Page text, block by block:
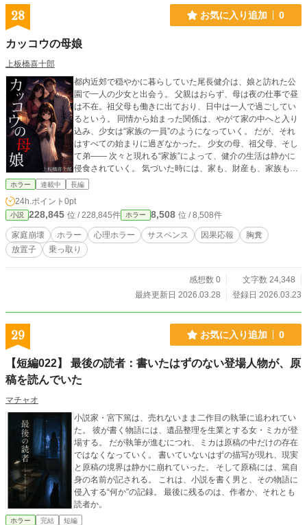
28 お気に入り追加 0
カッコウの母娘
上板橋喜十郎
都内近郊で穏やかに暮らしていた尾長健介は、娘と訪れた公
園で一人の少女と出会う。 父親はおらず、母は夜の仕事で昼
は不在。祖父母も働きに出ており、日中は一人で過ごしてい
るという。 同情から始まった関係は、やがて家の中へと入り
込み、少女は“家族の一員”のようになっていく。 だが、それ
はすべての始まりに過ぎなかった。 少女の母、祖父母、そし
て弟―― 次々と現れる“家族”によって、健介の生活は静かに
侵食されていく。 気づいた時には、家も、財産も、家族も、
すべて奪われていた。 ――壊した巣に、別の鳥が入り込む。
を招いた男の物語。
ホラー 連載中 長編
24h.ポイント 0pt
小説 228,845 位 / 228,845件 ホラー 8,508 位 / 8,508件
家庭崩壊 ホラー 心理ホラー サスペンス 因果応報
胸糞
放置子
乗っ取り
感想数 0
文字数 24,348
最終更新日 2026.03.28
登録日 2026.03.23
29 お気に入り追加 0
【短編022】 最後の読者：書いたはずのない登場人物が、原
稿を読んでいた
マチャオ
小説家・宮下篤は、売れないまま二作目の執筆に追われてい
た。 彼が書く物語には、遺品整理を生業とする女・ミカが登
場する。 だが執筆が進むにつれ、ミカは原稿の中だけの存在
ではなくなっていく。 書いていないはずの描写が現れ、現実
と原稿の境界は静かに崩れていった。 そして原稿には、篤自
身の名前が記される。 これは、小説を書く男と、その物語に
侵入する“何か”の記録。 最後に残るのは、作者か、それとも
読者か。
ホラー 完結 短編